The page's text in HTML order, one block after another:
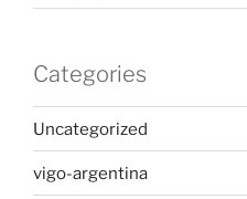
Categories
Uncategorized
vigo-argentina